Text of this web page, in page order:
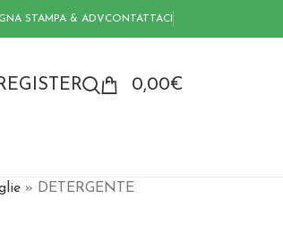
STAMPA & ADVCONTATTACI
0,00€
» DETERGENTE